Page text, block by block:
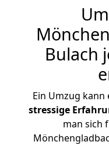
Bulach
Ein Umzug
stressige
man sich